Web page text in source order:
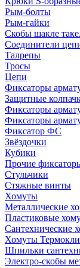
Рым-болты
Рым-гайки
Скобы шакле
Соединители
Талрепы
Тросы
Цепи
Фиксаторы
Защитные
Фиксаторы
Фиксаторы
Фиксатор ФС
Звёздочки
Кубики
Прочие
Стульчики
Стяжные винты
Хомуты
Металлические
Пластиковые
Сантехнические
Хомуты
Шпильки
Электро-скобы